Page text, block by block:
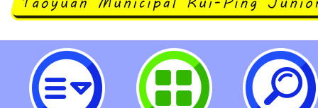
neilrpjhstyc網站設計者：徐嘉